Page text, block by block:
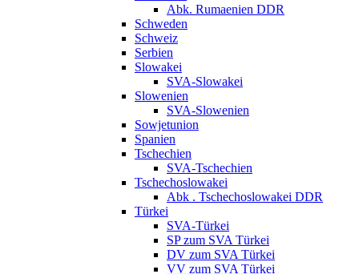
Abk. Rumaenien DDR
Schweden
Schweiz
Serbien
Slowakei
SVA-Slowakei
Slowenien
SVA-Slowenien
Sowjetunion
Spanien
Tschechien
SVA-Tschechien
Tschechoslowakei
Abk . Tschechoslowakei DDR
Türkei
SVA-Türkei
SP zum SVA Türkei
DV zum SVA Türkei
VV zum SVA Türkei